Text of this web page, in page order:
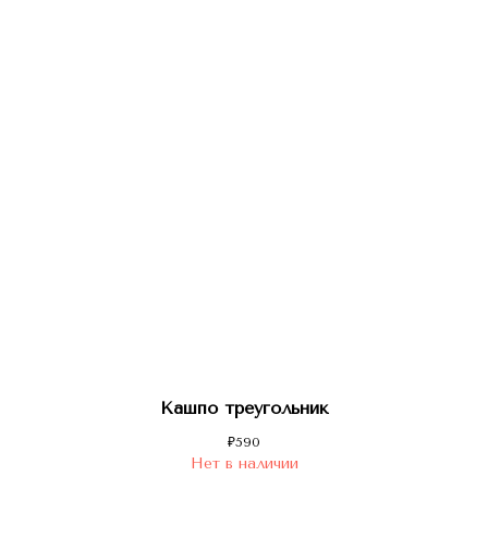
Кашпо треугольник
₽590
Нет в наличии